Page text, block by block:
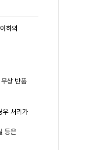
하의
상 반품
우 처리가
등은